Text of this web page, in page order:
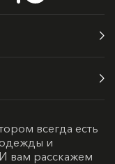
всегда есть
одежды и
вам расскажем